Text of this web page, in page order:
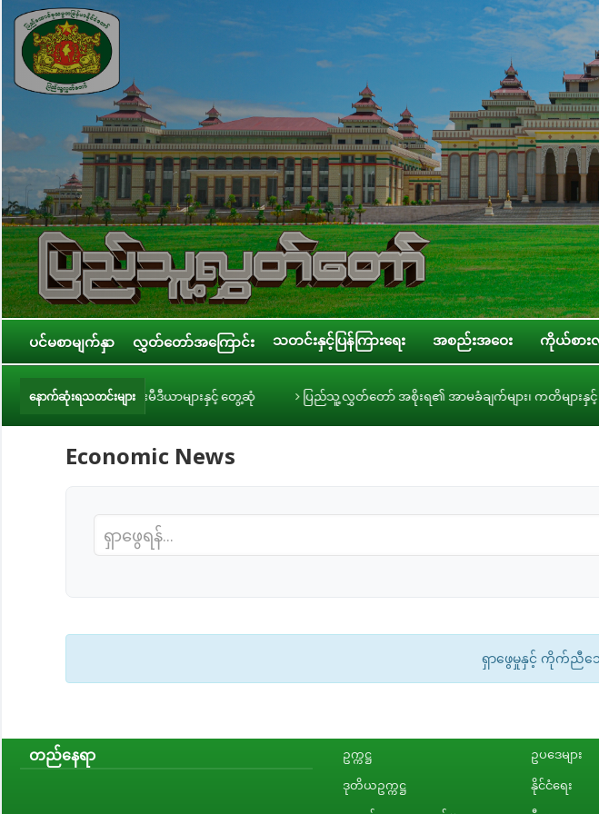
ပင်မစာမျက်နှာ လွှတ်တော်အကြောင်း သတင်းနှင့်ပြန်ကြားရေး အစည်းအဝေး ကိုယ်စား
နောက်ဆုံးရသတင်းများ
ခင်ရီ သတင်းမီဒီယာများနှင့် တွေ့ဆုံ ပြည်သူ့လွှတ်တော် အစိုးရ၏ အာမခံချက်များ၊ ကတိများနှင့် တာဝန်ခံချက်
Economic News
ရှာဖွေမှုနှင့် ကိုက်ညီသေ
တည်နေရာ
ဥက္ကဋ္ဌ
ဒုတိယဥက္ကဋ္ဌ
ဥပဒေများ
နိုင်ငံရေး